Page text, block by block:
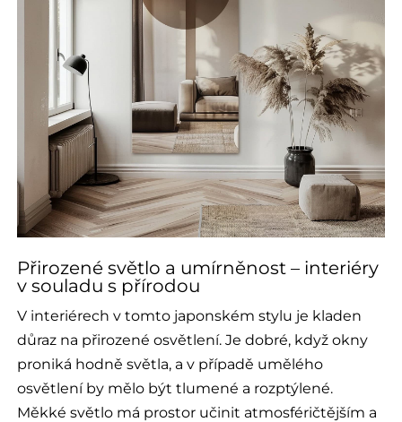
Přirozené světlo a umírněnost – interiéry
v souladu s přírodou
V interiérech v tomto japonském stylu je kladen
důraz na přirozené osvětlení. Je dobré, když okny
proniká hodně světla, a v případě umělého
osvětlení by mělo být tlumené a rozptýlené.
Měkké světlo má prostor učinit atmosféričtějším a